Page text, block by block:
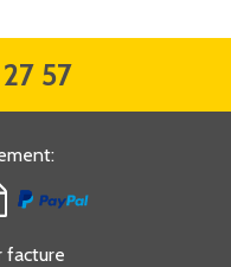
57
:
facture